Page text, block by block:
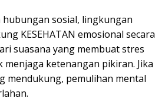
hubungan sosial, lingkungan
KESEHATAN emosional secara
suasana yang membuat stres
ketenangan pikiran. Jika
mendukung, pemulihan mental